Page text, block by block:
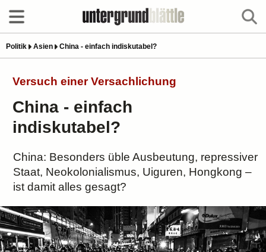
Politik Asien China - einfach indiskutabel?
Versuch einer Versachlichung
China - einfach
indiskutabel?
China: Besonders üble Ausbeutung, repressiver
Staat, Neokolonialismus, Uiguren, Hongkong –
ist damit alles gesagt?